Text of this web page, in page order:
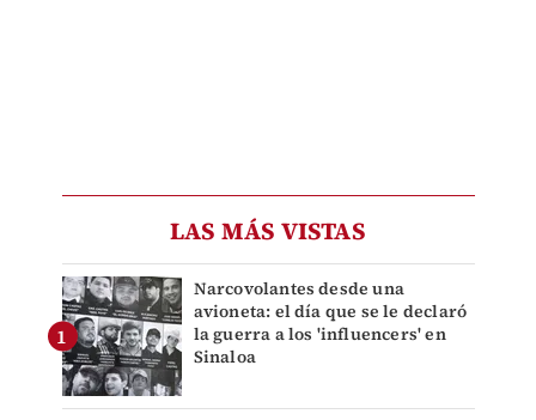
LAS MÁS VISTAS
Narcovolantes desde una
avioneta: el día que se le declaró
la guerra a los 'influencers' en
Sinaloa